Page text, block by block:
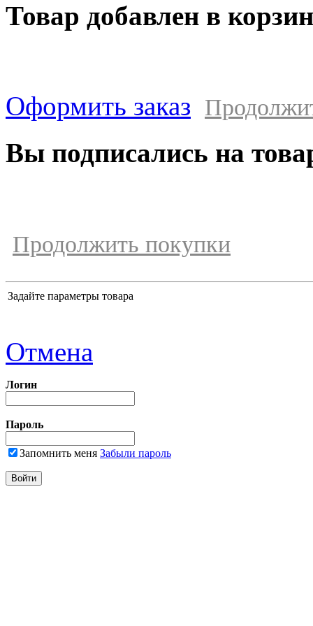
Товар добавлен в
Оформить заказ
Вы подписались на
Продолжить покупки
Задайте параметры товара
Отмена
Логин
Пароль
Запомнить меня Забыли пароль